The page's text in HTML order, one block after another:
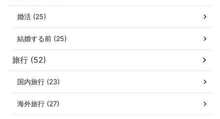
婚活 (25)
結婚する前 (25)
旅行 (52)
国内旅行 (23)
海外旅行 (27)